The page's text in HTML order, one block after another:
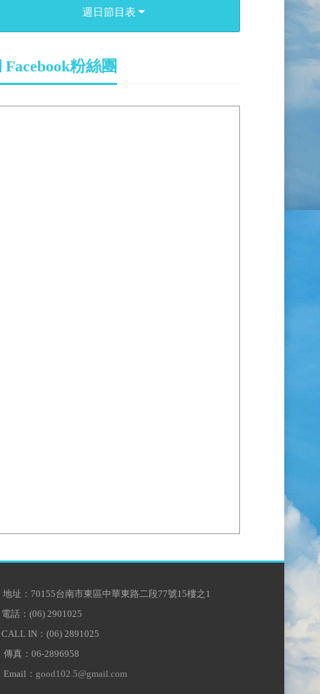
週日節目表
Facebook粉絲團
地址：70155台南市東區中華東路二段77號15樓之1
電話：(06) 2901025
CALL IN：(06) 2891025
傳真：06-2896958
Email： good102.5@gmail.com